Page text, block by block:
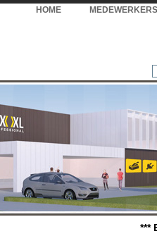
MEDEWERKERS
HOME
***